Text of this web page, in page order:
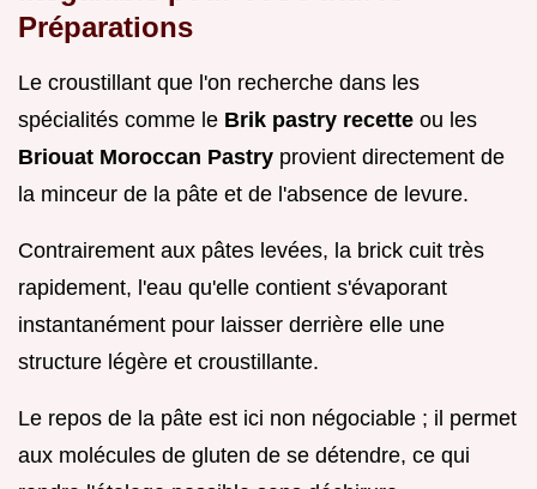
Préparations
Le croustillant que l'on recherche dans les
spécialités comme le Brik pastry recette ou les
Briouat Moroccan Pastry provient directement de
la minceur de la pâte et de l'absence de levure.
Contrairement aux pâtes levées, la brick cuit très
rapidement, l'eau qu'elle contient s'évaporant
instantanément pour laisser derrière elle une
structure légère et croustillante.
Le repos de la pâte est ici non négociable ; il permet
aux molécules de gluten de se détendre, ce qui